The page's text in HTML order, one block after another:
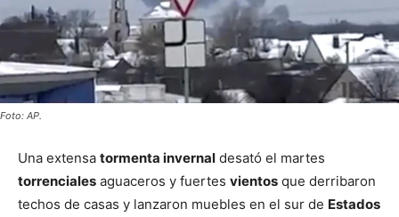
Foto: AP.
Una extensa tormenta invernal desató el martes
torrenciales aguaceros y fuertes vientos que derribaron
techos de casas y lanzaron muebles en el sur de Estados